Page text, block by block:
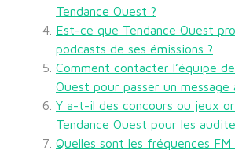
Tendance Ouest ?
Est-ce que Tendance Ouest
podcasts de ses émissions ?
Comment contacter l’équipe
Ouest pour passer un message
Y a-t-il des concours ou jeux
Tendance Ouest pour les
Quelles sont les fréquences FM